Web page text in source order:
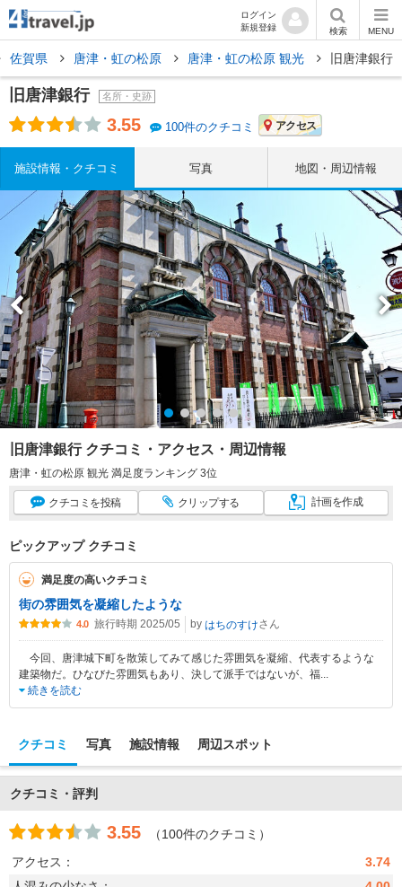
ログイン
新規登録
検索 MENU
佐賀県 唐津・虹の松原 唐津・虹の松原 観光 旧唐津銀行
旧唐津銀行 名所・史跡
3.55 100件のクチコミ アクセス
施設情報・クチコミ 写真 地図・周辺情報
旧唐津銀行 クチコミ・アクセス・周辺情報
唐津・虹の松原 観光 満足度ランキング 3位
クチコミ を投稿 クリップする 計画を作成
ピックアップ クチコミ
満足度の高いクチコミ
街の雰囲気を凝縮したような
4.0 旅行時期 2025/05 by はちのすけさん
今回、唐津城下町を散策してみて感じた雰囲気を凝縮、代表するような
建築物だ。ひなびた雰囲気もあり、決して派手ではないが、福...
続きを読む
クチコミ 写真 施設情報 周辺スポット
クチコミ・評判
3.55
（100件のクチコミ）
アクセス：
3.74